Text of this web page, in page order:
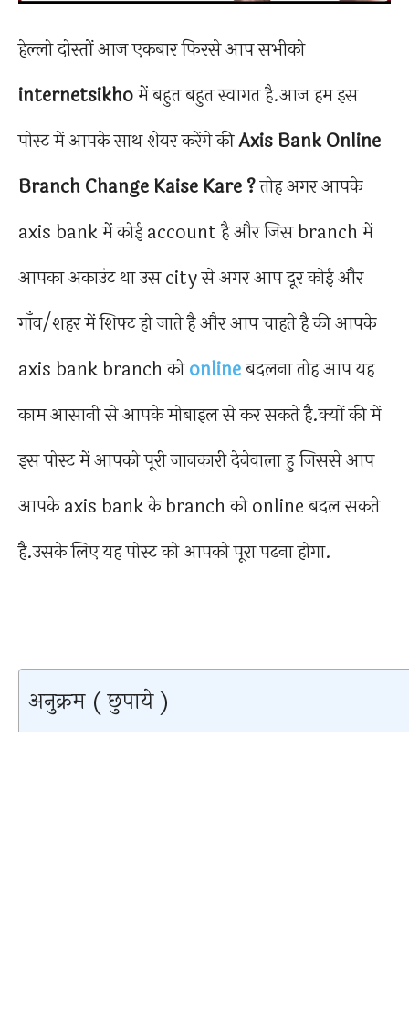
हेल्लो दोस्तों आज एकबार फिरसे आप सभीको
internetsikhoमें बहुत बहुत स्वागत है.आज हम इस
पोस्ट में आपके साथ शेयर करेंगे कीAxis Bank Online
Branch Change Kaise Kare ?तोह अगर आपके
axis bank में कोई account है और जिस branch में
आपका अकाउंट था उस city से अगर आप दूर कोई और
गाँव/शहर में शिफ्ट हो जाते है और आप चाहते है की आपके
axis bank branch कोonlineबदलना तोह आप यह
काम आसानी से आपके मोबाइल से कर सकते है.क्यों की में
इस पोस्ट में आपको पूरी जानकारी देनेवाला हु जिससे आप
आपके axis bank के branch को online बदल सकते
है.उसके लिए यह पोस्ट को आपको पूरा पढना होगा.
अनुक्रम ( छुपाये )